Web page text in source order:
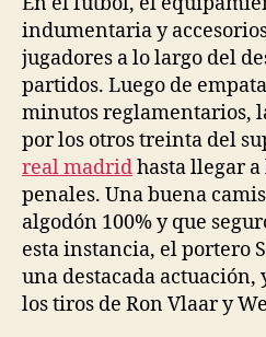
indumentaria y
jugadores a lo largo del
partidos. Luego de
minutos reglamentarios,
por los otros treinta del
real madridhasta llegar
penales. Una buena
algodón 100% y que
esta instancia, el portero
una destacada actuación,
los tiros de Ron Vlaar y